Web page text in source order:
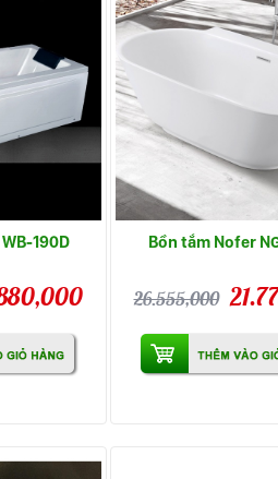
190D Bồn tắm Nofer
26.555,000